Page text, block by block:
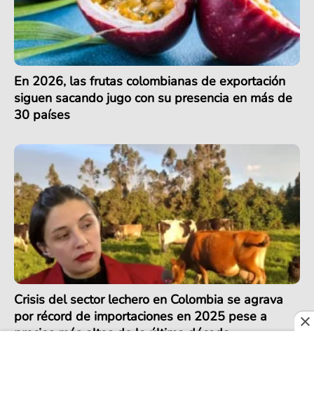
En 2026, las frutas colombianas de exportación
siguen sacando jugo con su presencia en más de
30 países
Crisis del sector lechero en Colombia se agrava
por récord de importaciones en 2025 pese a
precios más altos de la última década